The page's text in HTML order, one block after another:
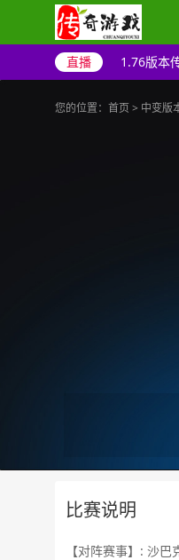
直播 1.76版本
您的位置： 首页 > 中变版
比赛说明
【对阵赛事】: 沙巴